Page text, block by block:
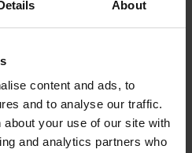
About
content and ads, to
and to analyse our traffic.
your use of our site with
and analytics partners who